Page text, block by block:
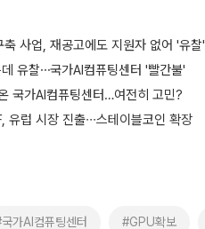
축 사업, 재공고에도 지원자 없어 '유찰'
유찰⋯국가AI컴퓨팅센터 '빨간불'
국가AI컴퓨팅센터…여전히 고민?
럽 시장 진출∙∙∙스테이블코인 확장
가AI컴퓨팅센터 #GPU확보